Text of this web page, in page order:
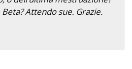
Attendo sue. Grazie.